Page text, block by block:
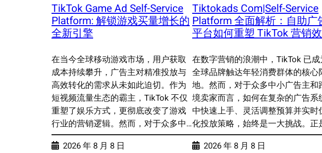
TikTok Game Ad Self-Service
Platform: 解锁游戏买量增长的
全新引擎
在当今全球移动游戏市场，用户获取
成本持续攀升，广告主对精准投放与
高效转化的需求从未如此迫切。作为
短视频流量生态的霸主，TikTok 不仅
重塑了娱乐方式，更彻底改变了游戏
行业的营销逻辑。然而，对于众多中…
2026 年 8 月 8 日
Tiktokads Com|Self-Service
Platform 全面解析：自助广
平台如何重塑 TikTok 营销
在数字营销的浪潮中，TikTok 已成
全球品牌触达年轻消费群体的核心
地。然而，对于众多中小广告主和
境卖家而言，如何在复杂的广告系
中快速上手、灵活调整预算并实时
化投放策略，始终是一大挑战。正
2026 年 8 月 8 日